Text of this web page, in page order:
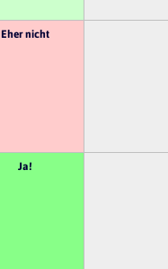
Eher nicht
Ja!